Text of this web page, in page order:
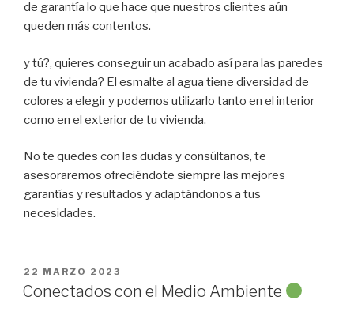
de garantía lo que hace que nuestros clientes aún
queden más contentos.
y tú?, quieres conseguir un acabado así para las paredes
de tu vivienda? El esmalte al agua tiene diversidad de
colores a elegir y podemos utilizarlo tanto en el interior
como en el exterior de tu vivienda.
No te quedes con las dudas y consúltanos, te
asesoraremos ofreciéndote siempre las mejores
garantías y resultados y adaptándonos a tus
necesidades.
PUBLICADO
EL
22 MARZO 2023
Conectados con el Medio Ambiente